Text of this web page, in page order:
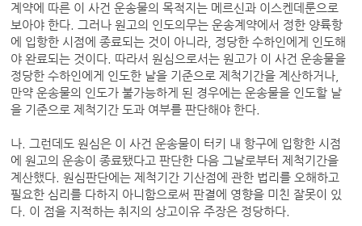
계약에 따른 이 사건 운송물의 목적지는 메르신과 이스켄데룬으로
보아야 한다. 그러나 원고의 인도의무는 운송계약에서 정한 양륙항
에 입항한 시점에 종료되는 것이 아니라, 정당한 수하인에게 인도해
야 완료되는 것이다. 따라서 원심으로서는 원고가 이 사건 운송물을
정당한 수하인에게 인도한 날을 기준으로 제척기간을 계산하거나,
만약 운송물의 인도가 불가능하게 된 경우에는 운송물을 인도할 날
을 기준으로 제척기간 도과 여부를 판단해야 한다.
나. 그런데도 원심은 이 사건 운송물이 터키 내 항구에 입항한 시점
에 원고의 운송이 종료됐다고 판단한 다음 그날로부터 제척기간을
계산했다. 원심판단에는 제척기간 기산점에 관한 법리를 오해하고
필요한 심리를 다하지 아니함으로써 판결에 영향을 미친 잘못이 있
다. 이 점을 지적하는 취지의 상고이유 주장은 정당하다.